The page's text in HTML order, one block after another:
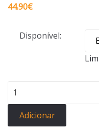
44.90€
Disponível:
Quantidade
de
Brocas
Endo
Adicionar